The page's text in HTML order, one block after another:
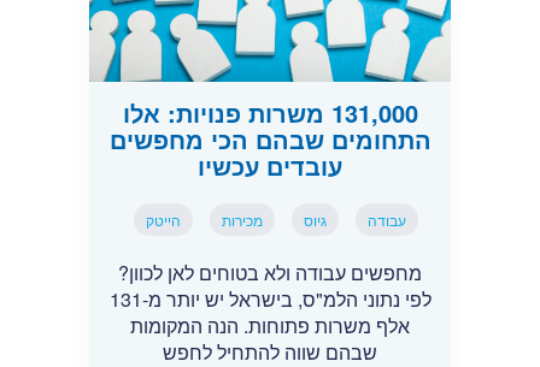
131,000 משרות פנויות: אלו
התחומים שבהם הכי מחפשים
עובדים עכשיו
עבודה גיוס מכירות הייטק
מחפשים עבודה ולא בטוחים לאן לכוון?
לפי נתוני הלמ"ס, בישראל יש יותר מ-131
אלף משרות פתוחות. הנה המקומות
שבהם שווה להתחיל לחפש